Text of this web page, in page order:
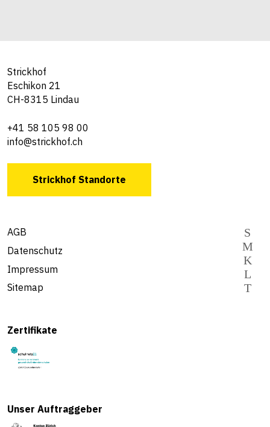
Strickhof
Eschikon 21
CH-8315 Lindau
+41 58 105 98 00
info@strickhof.ch
Strickhof Standorte
AGB
Datenschutz
Impressum
Sitemap
Zertifikate
Unser Auftraggeber